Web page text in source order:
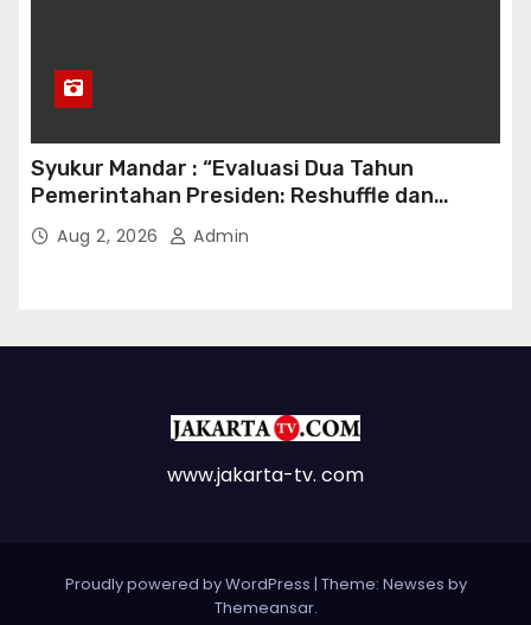
Syukur Mandar : “Evaluasi Dua Tahun
Pemerintahan Presiden: Reshuffle dan
Efisiensi Kabinet Gemuk”
Aug 2, 2026 Admin
www.jakarta-tv. com
Proudly powered by WordPress | Theme: Newses by
Themeansar.